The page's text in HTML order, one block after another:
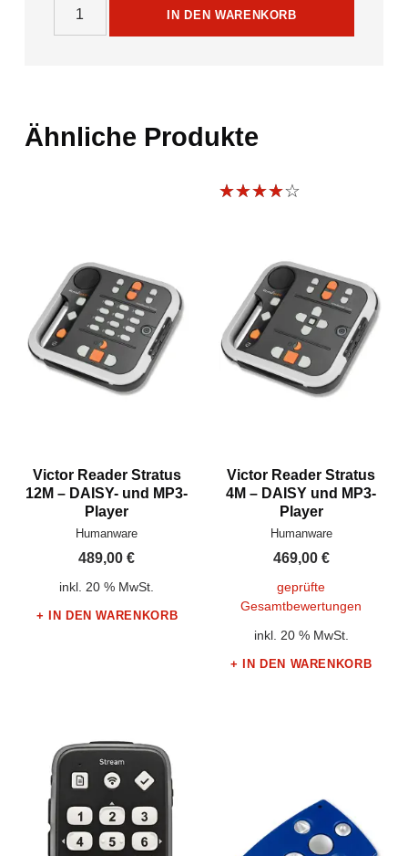
IN DEN WARENKORB
Ähnliche Produkte
Victor Reader Stratus
12M – DAISY- und MP3-
Player
Hersteller:
Humanware
489,00€
inkl. 20 % MwSt.
IN DEN WARENKORB
Victor Reader Stratus
4M – DAISY und MP3-
Player
Hersteller:
Humanware
469,00 €
von 5
geprüfte
Gesamtbewertungen
inkl. 20 % MwSt.
IN DEN WARENKORB